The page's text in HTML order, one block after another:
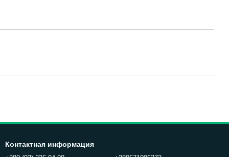
Контактная информация